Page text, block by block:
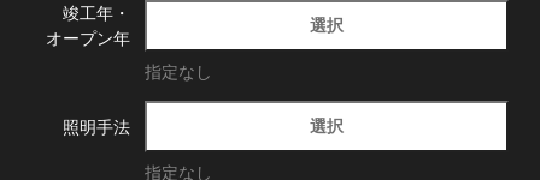
竣工年・
オープン年
選択
指定なし
照明手法 選択
指定なし